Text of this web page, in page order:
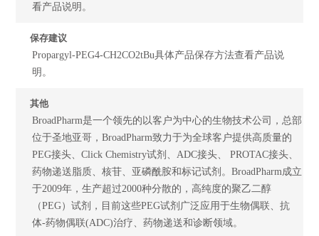
看产品说明。
保存建议
Propargyl-PEG4-CH2CO2tBu具体产品保存方法查看产品说
明。
其他
BroadPharm是一个领先的以客户为中心的生物技术公司，总部
位于圣地亚哥，BroadPharm致力于为全球客户提供高质量的
PEG接头、Click Chemistry试剂、ADC接头、 PROTAC接头、
药物递送脂质、核苷、亚磷酰胺和标记试剂。BroadPharm成立
于2009年，生产超过2000种分散的，高纯度的聚乙二醇
（PEG）试剂，目前这些PEG试剂广泛应用于生物偶联、抗
体-药物偶联(ADC)治疗、药物递送和诊断领域。